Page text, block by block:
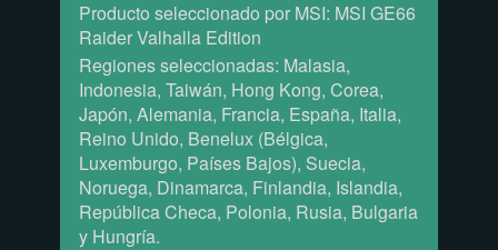
Producto seleccionado por MSI: MSI GE66
Raider Valhalla Edition
Regiones seleccionadas: Malasia,
Indonesia, Taiwán, Hong Kong, Corea,
Japón, Alemania, Francia, España, Italia,
Reino Unido, Benelux (Bélgica,
Luxemburgo, Países Bajos), Suecia,
Noruega, Dinamarca, Finlandia, Islandia,
República Checa, Polonia, Rusia, Bulgaria
y Hungría.